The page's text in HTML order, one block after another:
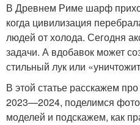
В Древнем Риме шарф
когда цивилизация
людей от холода. Сегодня
задачи. А вдобавок может
стильный лук или
В этой статье расскажем
2023—2024, поделимся
моделей и подскажем, как